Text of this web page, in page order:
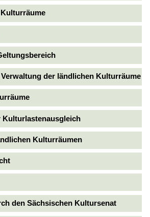
Verwaltung der ländlichen Kulturräume
Kulturlastenausgleich
Kulturräumen
den Sächsischen Kultursenat